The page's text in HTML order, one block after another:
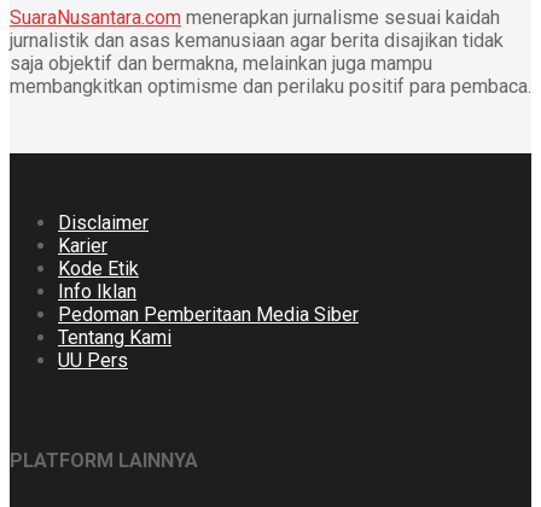
SuaraNusantara.com menerapkan jurnalisme sesuai kaidah
jurnalistik dan asas kemanusiaan agar berita disajikan tidak
saja objektif dan bermakna, melainkan juga mampu
membangkitkan optimisme dan perilaku positif para pembaca.
Disclaimer
Karier
Kode Etik
Info Iklan
Pedoman Pemberitaan Media Siber
Tentang Kami
UU Pers
PLATFORM LAINNYA